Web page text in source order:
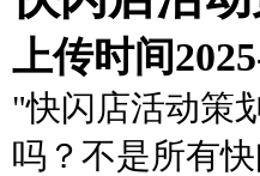
上传时间
"快闪店活动策
吗？不是所有